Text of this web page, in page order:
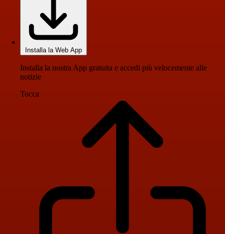
Installa la Web App
Installa la nostra App gratuita e accedi più velocemente alle
notizie
Tocca